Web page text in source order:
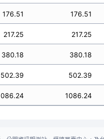
176.51 176.51
217.25 217.25
380.18 380.18
502.39 502.39
1086.24